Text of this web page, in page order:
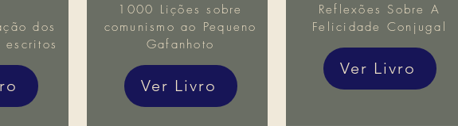
dos
1000 Lições sobre
comunismo ao Pequeno
Gafanhoto
Ver Livro
Reflexões Sobre A
Felicidade Conjugal
Ver Livro